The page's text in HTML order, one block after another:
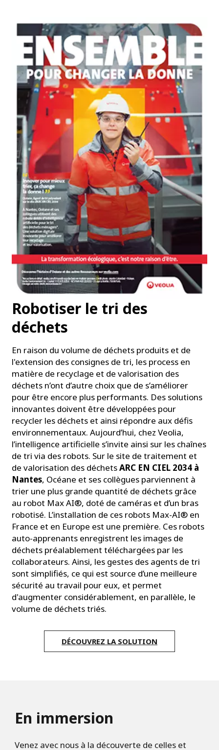
Robotiser le tri des
déchets
En raison du volume de déchets produits et de
l'extension des consignes de tri, les process en
matière de recyclage et de valorisation des
déchets n’ont d’autre choix que de s’améliorer
pour être encore plus performants. Des solutions
innovantes doivent être développées pour
recycler les déchets et ainsi répondre aux défis
environnementaux. Aujourd’hui, chez Veolia,
l’intelligence artificielle s’invite ainsi sur les chaînes
de tri via des robots. Sur le site de traitement et
de valorisation des déchetsARC EN CIEL 2034 à
Nantes, Océane et ses collègues parviennent à
trier une plus grande quantité de déchets grâce
au robot Max AI®, doté de caméras et d’un bras
robotisé. L’installation de ces robots Max-AI® en
France et en Europe est une première. Ces robots
auto-apprenants enregistrent les images de
déchets préalablement téléchargées par les
collaborateurs. Ainsi, les gestes des agents de tri
sont simplifiés, ce qui est source d’une meilleure
sécurité au travail pour eux, et permet
d'augmenter considérablement, en parallèle, le
volume de déchets triés.
DÉCOUVREZ LA SOLUTION
En immersion
Venez avec nous à la découverte de celles et